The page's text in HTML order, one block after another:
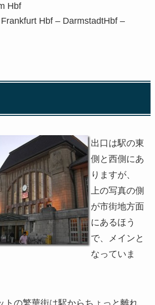
Hbf
Hbf – DarmstadtHbf –
出口は駅の東
側と西側にあ
りますが、
上の写真の側
が市街地方面
にあるほう
で、メインと
なっていま